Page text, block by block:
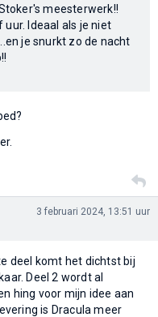
meesterwerk!!
Ideaal als je niet
je snurkt zo de nacht
3 februari 2024, 13:51 uur
deel komt het dichtst bij
Deel 2 wordt al
hing voor mijn idee aan
is Dracula meer